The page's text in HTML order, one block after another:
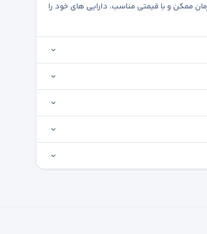
ممکن و با قیمتی مناسب، دارایی های خود را